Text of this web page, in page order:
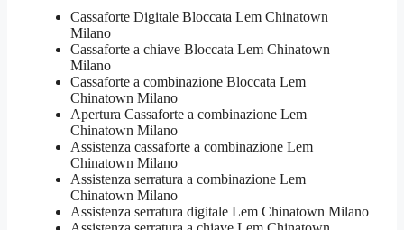
Cassaforte Digitale Bloccata Lem Chinatown
Milano
Cassaforte a chiave Bloccata Lem Chinatown
Milano
Cassaforte a combinazione Bloccata Lem
Chinatown Milano
​Apertura Cassaforte a combinazione Lem
Chinatown Milano
Assistenza cassaforte a combinazione Lem
Chinatown Milano
​Assistenza serratura​ ​a combinazione Lem
Chinatown Milano
Assistenza serratura ​digitale Lem Chinatown Milano